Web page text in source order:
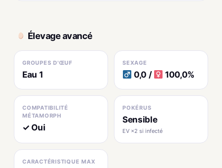
Élevage avancé
GROUPES D'ŒUF
Eau 1
SEXAGE
0,0 / 100,0%
COMPATIBILITÉ
MÉTAMORPH
✓ Oui
POKÉRUS
Sensible
EV ×2 si infecté
CARACTÉRISTIQUE MAX